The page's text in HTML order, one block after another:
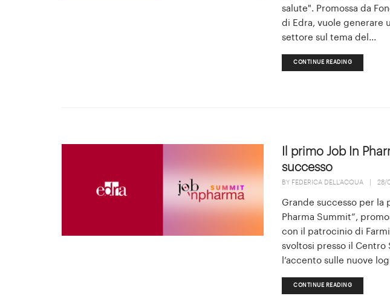
salute". Promossa da
di Edra, vuole generare
settore sul tema del...
CONTINUE READING
Il primo Job In
successo
BY FEDERICA DELL'ACQUA 28/
Grande successo per la
Pharma Summit”,
con il patrocinio di
svoltosi presso il Centro
l’accento sulle nuove
CONTINUE READING